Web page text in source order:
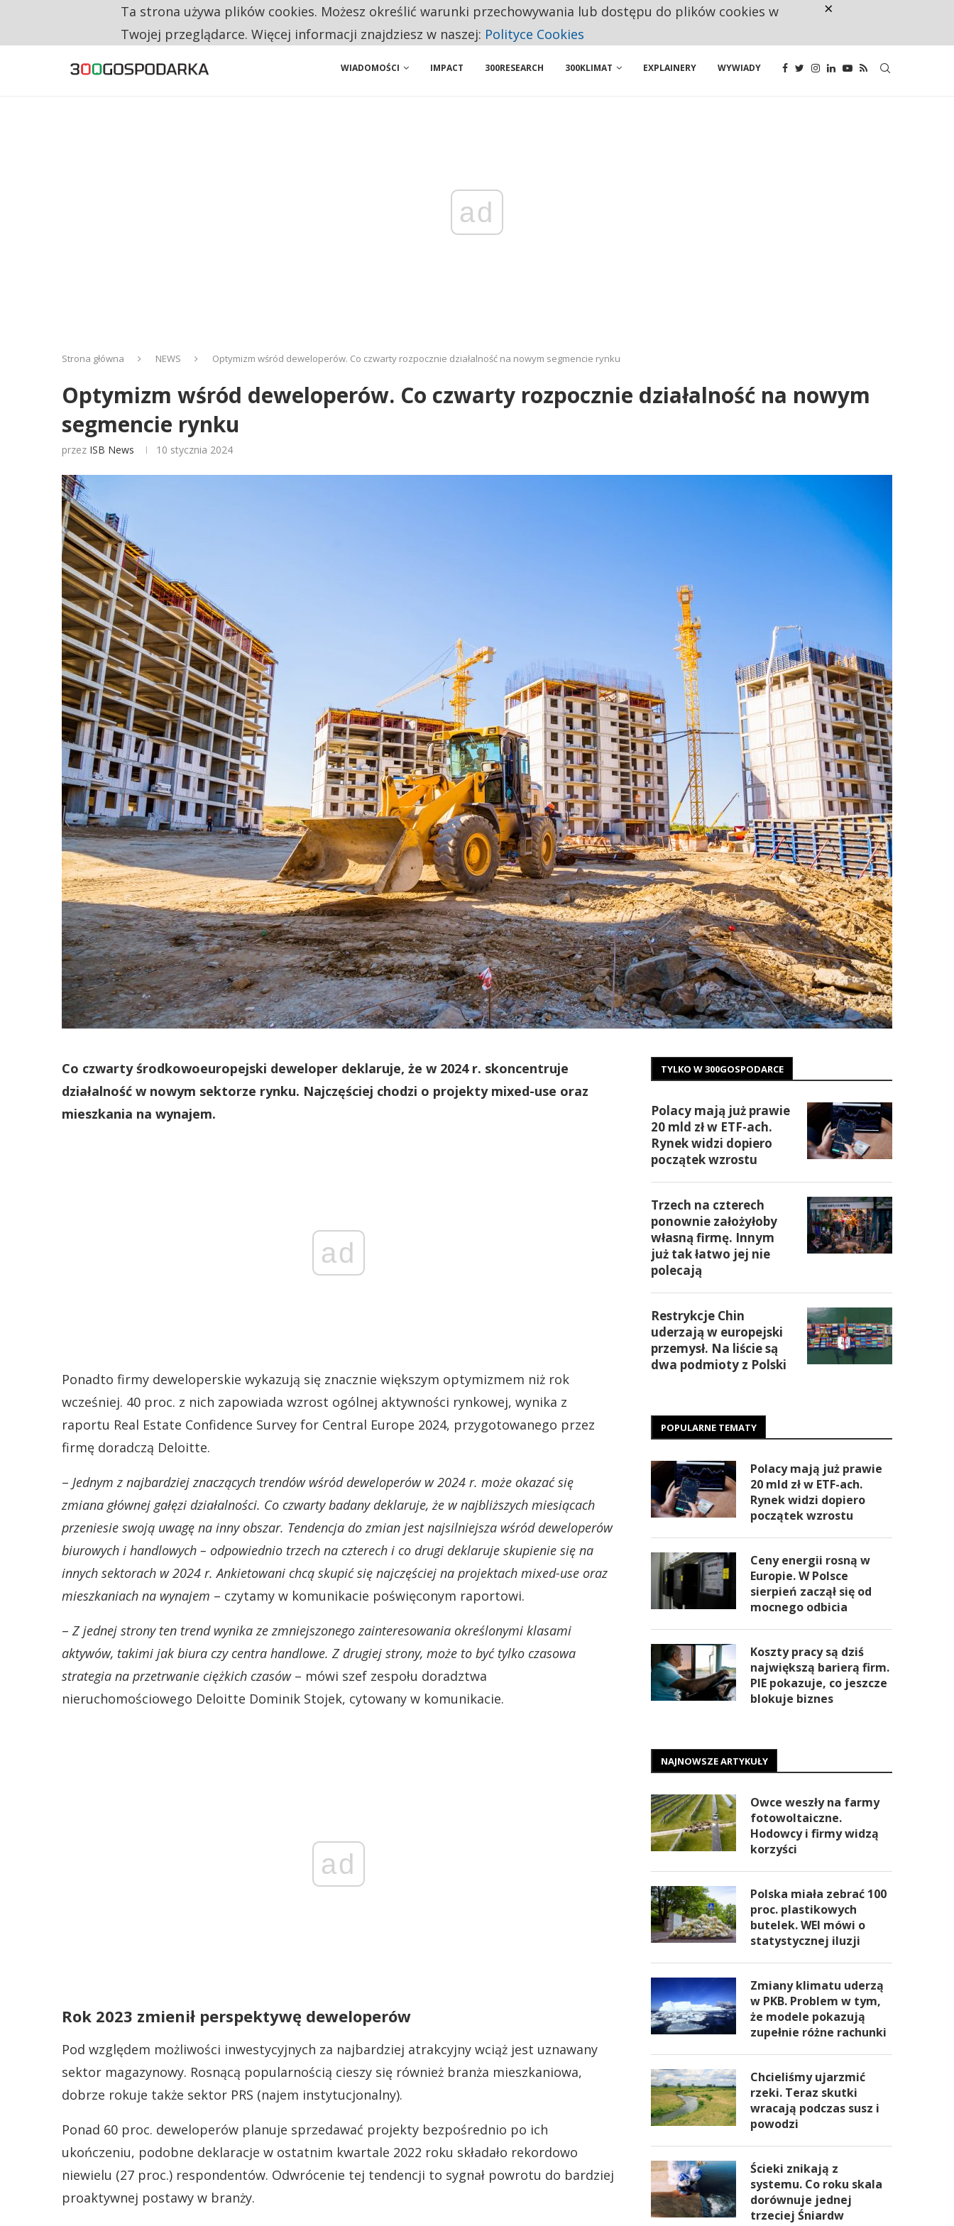
RESTRYKCJE CHIN UDERZAJĄ W EUROPEJSKI PRZEMYSŁ. NA LIŚCIE SĄ DWA PODMIOTY Z POLSKI
WIADOMOŚCI IMPACT 300RESEARCH 300KLIMAT EXPLAINERY WYWIADY
ad
Strona główna NEWS Optymizm wśród deweloperów. Co czwarty rozpocznie działalność na nowym segmencie rynku
Optymizm wśród deweloperów. Co czwarty rozpocznie działalność na nowym
segmencie rynku
przez ISB News 10 stycznia 2024
Co czwarty środkowoeuropejski deweloper deklaruje, że w 2024 r. skoncentruje
działalność w nowym sektorze rynku. Najczęściej chodzi o projekty mixed-use oraz
mieszkania na wynajem.
ad
Ponadto firmy deweloperskie wykazują się znacznie większym optymizmem niż rok
wcześniej. 40 proc. z nich zapowiada wzrost ogólnej aktywności rynkowej, wynika z
raportu Real Estate Confidence Survey for Central Europe 2024, przygotowanego przez
firmę doradczą Deloitte.
– Jednym z najbardziej znaczących trendów wśród deweloperów w 2024 r. może okazać się
zmiana głównej gałęzi działalności. Co czwarty badany deklaruje, że w najbliższych miesiącach
przeniesie swoją uwagę na inny obszar. Tendencja do zmian jest najsilniejsza wśród deweloperów
biurowych i handlowych – odpowiednio trzech na czterech i co drugi deklaruje skupienie się na
innych sektorach w 2024 r. Ankietowani chcą skupić się najczęściej na projektach mixed-use oraz
mieszkaniach na wynajem – czytamy w komunikacie poświęconym raportowi.
– Z jednej strony ten trend wynika ze zmniejszonego zainteresowania określonymi klasami
aktywów, takimi jak biura czy centra handlowe. Z drugiej strony, może to być tylko czasowa
strategia na przetrwanie ciężkich czasów– mówi szef zespołu doradztwa
nieruchomościowego Deloitte Dominik Stojek, cytowany w komunikacie.
ad
Rok 2023 zmienił perspektywę deweloperów
Pod względem możliwości inwestycyjnych za najbardziej atrakcyjny wciąż jest uznawany
sektor magazynowy. Rosnącą popularnością cieszy się również branża mieszkaniowa,
dobrze rokuje także sektor PRS (najem instytucjonalny).
Ponad 60 proc. deweloperów planuje sprzedawać projekty bezpośrednio po ich
ukończeniu, podobne deklaracje w ostatnim kwartale 2022 roku składało rekordowo
niewielu (27 proc.) respondentów. Odwrócenie tej tendencji to sygnał powrotu do bardziej
proaktywnej postawy w branży.
TYLKO W 300GOSPODARCE
Polacy mają już prawie
20 mld zł w ETF-ach.
Rynek widzi dopiero
początek wzrostu
Trzech na czterech
ponownie założyłoby
własną firmę. Innym
już tak łatwo jej nie
polecają
Restrykcje Chin
uderzają w europejski
przemysł. Na liście są
dwa podmioty z Polski
POPULARNE TEMATY
Polacy mają już prawie
20 mld zł w ETF-ach.
Rynek widzi dopiero
początek wzrostu
Ceny energii rosną w
Europie. W Polsce
sierpień zaczął się od
mocnego odbicia
Koszty pracy są dziś
największą barierą firm.
PIE pokazuje, co jeszcze
blokuje biznes
NAJNOWSZE ARTYKUŁY
Owce weszły na farmy
fotowoltaiczne.
Hodowcy i firmy widzą
korzyści
Polska miała zebrać 100
proc. plastikowych
butelek. WEI mówi o
statystycznej iluzji
Zmiany klimatu uderzą
w PKB. Problem w tym,
że modele pokazują
zupełnie różne rachunki
Chcieliśmy ujarzmić
rzeki. Teraz skutki
wracają podczas susz i
powodzi
Ścieki znikają z
systemu. Co roku skala
dorównuje jednej
trzeciej Śniardw
Ta strona używa plików cookies. Możesz określić warunki przechowywania lub dostępu do plików cookies w
Twojej przeglądarce. Więcej informacji znajdziesz w naszej: Polityce Cookies
×